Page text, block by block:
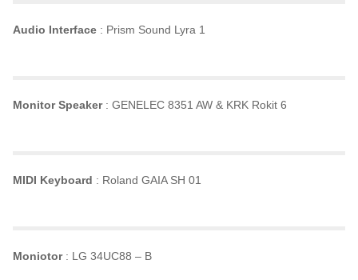
Audio Interface : Prism Sound Lyra 1
Monitor Speaker: GENELEC 8351 AW & KRK Rokit 6
MIDI Keyboard : Roland GAIA SH 01
Moniotor: LG 34UC88 – B